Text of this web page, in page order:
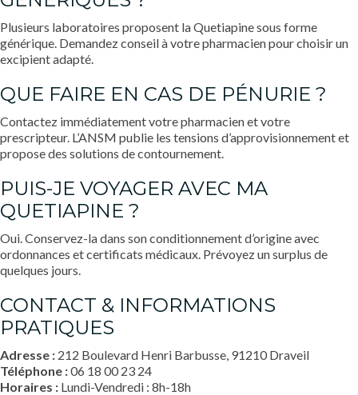
Plusieurs laboratoires proposent la Quetiapine sous forme
générique. Demandez conseil à votre pharmacien pour choisir un
excipient adapté.
QUE FAIRE EN CAS DE PÉNURIE ?
Contactez immédiatement votre pharmacien et votre
prescripteur. L’ANSM publie les tensions d’approvisionnement et
propose des solutions de contournement.
PUIS-JE VOYAGER AVEC MA
QUETIAPINE ?
Oui. Conservez-la dans son conditionnement d’origine avec
ordonnances et certificats médicaux. Prévoyez un surplus de
quelques jours.
CONTACT & INFORMATIONS
PRATIQUES
Adresse : 212 Boulevard Henri Barbusse, 91210 Draveil
Téléphone :06 18 00 23 24
Horaires : Lundi-Vendredi : 8h-18h